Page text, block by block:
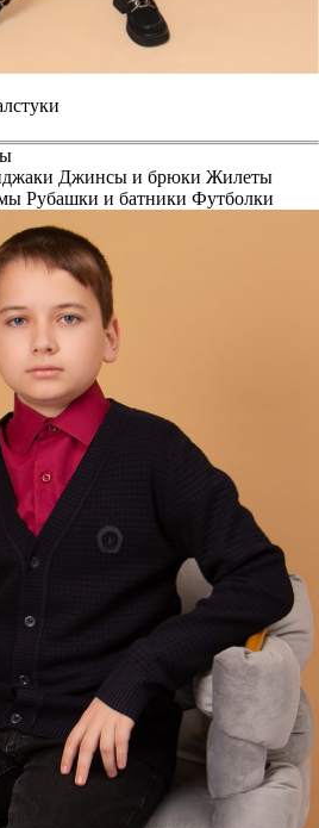
Джинсы и брюки Жилеты
Рубашки и батники Футболки